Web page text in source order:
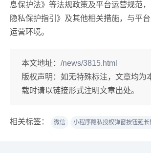
息保护法》等法规政策及平台运营规范
隐私保护指引》及其他相关措施，与平
运营环境。
本文地址： /news/3815.html
版权声明： 如无特殊标注，文章均为
载时请以链接形式注明文章出处。
相关标签： 微信 小程序隐私授权弹窗按钮延